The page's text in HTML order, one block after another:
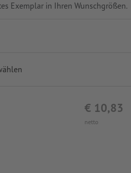
Exemplar in Ihren Wunschgrößen.
netto
€ 10,83